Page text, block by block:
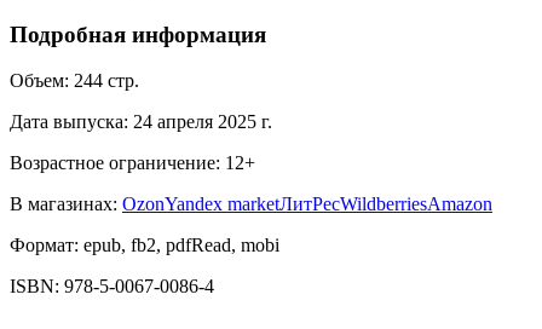
Подробная информация
Объем: 244 стр.
Дата выпуска: 24 апреля 2025 г.
Возрастное ограничение: 12+
В магазинах: OzonYandex marketЛитРесWildberriesAmazon
Формат: epub, fb2, pdfRead, mobi
ISBN: 978-5-0067-0086-4